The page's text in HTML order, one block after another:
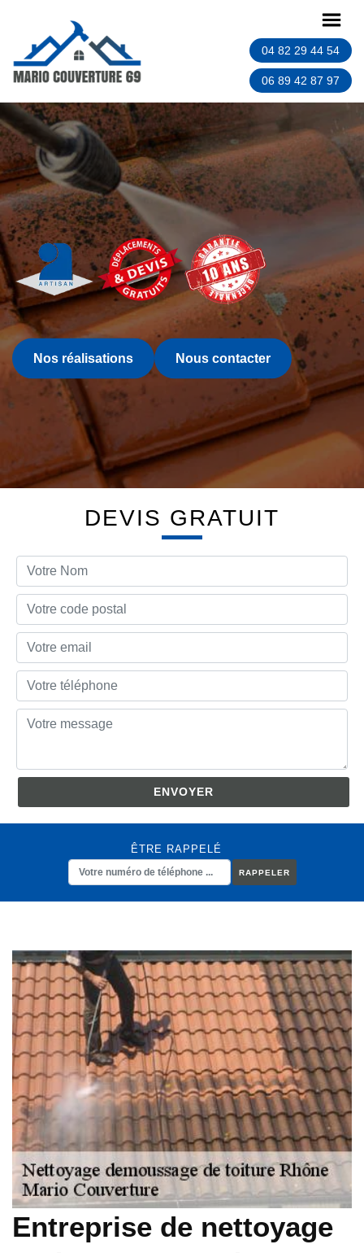
04 82 29 44 54
06 89 42 87 97
Nos réalisations Nous contacter
DEVIS GRATUIT
ÊTRE RAPPELÉ
Entreprise de nettoyage